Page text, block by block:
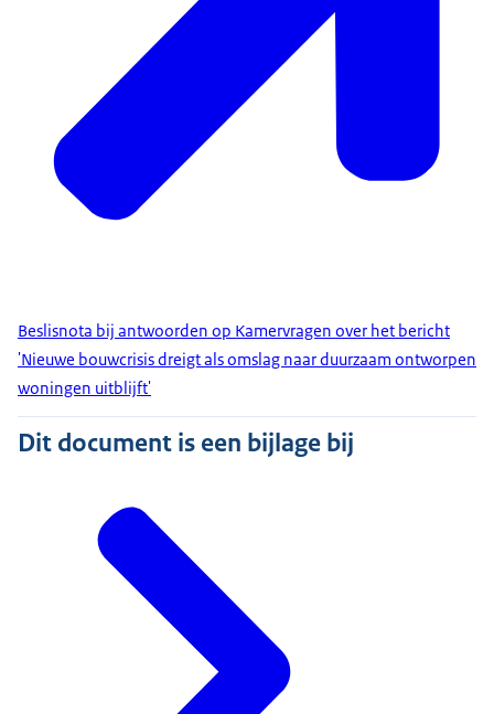
Beslisnota bij antwoorden op Kamervragen over het bericht
'Nieuwe bouwcrisis dreigt als omslag naar duurzaam ontworpen
woningen uitblijft'
Dit document is een bijlage bij